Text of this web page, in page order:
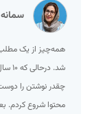
همه‌چیز از یک مطلب
شد.
محتوا شروع کردم.